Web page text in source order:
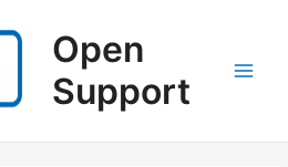
Open
Support